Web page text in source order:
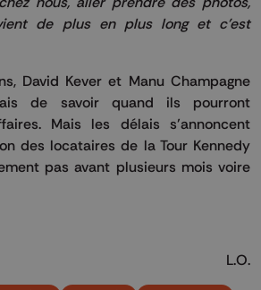
de plus en plus long et c'est
David Kever et Manu Champagne
de savoir quand ils pourront
Mais les délais s’annoncent
des locataires de la Tour Kennedy
pas avant plusieurs mois voire
L.O.